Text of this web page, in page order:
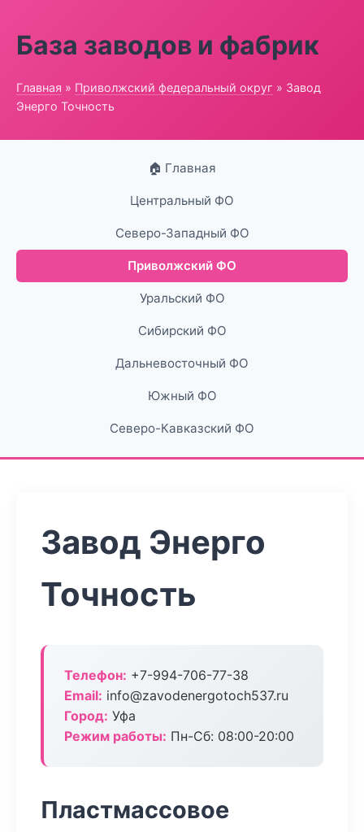
База заводов и фабрик
Главная » Приволжский федеральный округ » Завод
Энерго Точность
🏠 Главная
Центральный ФО
Северо-Западный ФО
Приволжский ФО
Уральский ФО
Сибирский ФО
Дальневосточный ФО
Южный ФО
Северо-Кавказский ФО
Завод Энерго
Точность
Телефон: +7-994-706-77-38
Email: info@zavodenergotoch537.ru
Город: Уфа
Режим работы: Пн-Сб: 08:00-20:00
Пластмассовое